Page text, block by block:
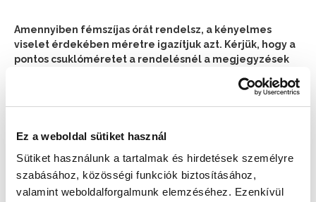
Ez a weboldal sütiket használ
Sütiket használunk a tartalmak és hirdetések személyre
szabásához, közösségi funkciók biztosításához,
valamint weboldalforgalmunk elemzéséhez. Ezenkívül
Amennyiben fémszíjas órát rendelsz, a kényelmes
viselet érdekében méretre igazítjuk azt. Kérjük, hogy a
pontos csuklóméretet a rendelésnél a megjegyzések
Augusztus 11. (Kedd)📦
Készleten:RAKTÁRON